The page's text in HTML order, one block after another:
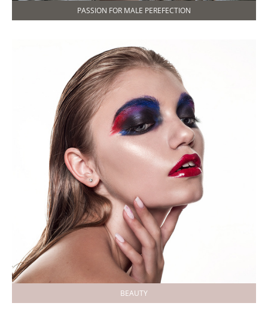
PASSION FOR MALE PEREFECTION
BEAUTY